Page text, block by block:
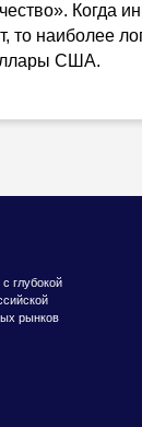
Когда
то наиболее
США.
глубокой
рынков